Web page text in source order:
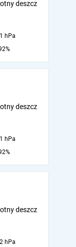
deszcz
hPa
deszcz
hPa
deszcz
hPa